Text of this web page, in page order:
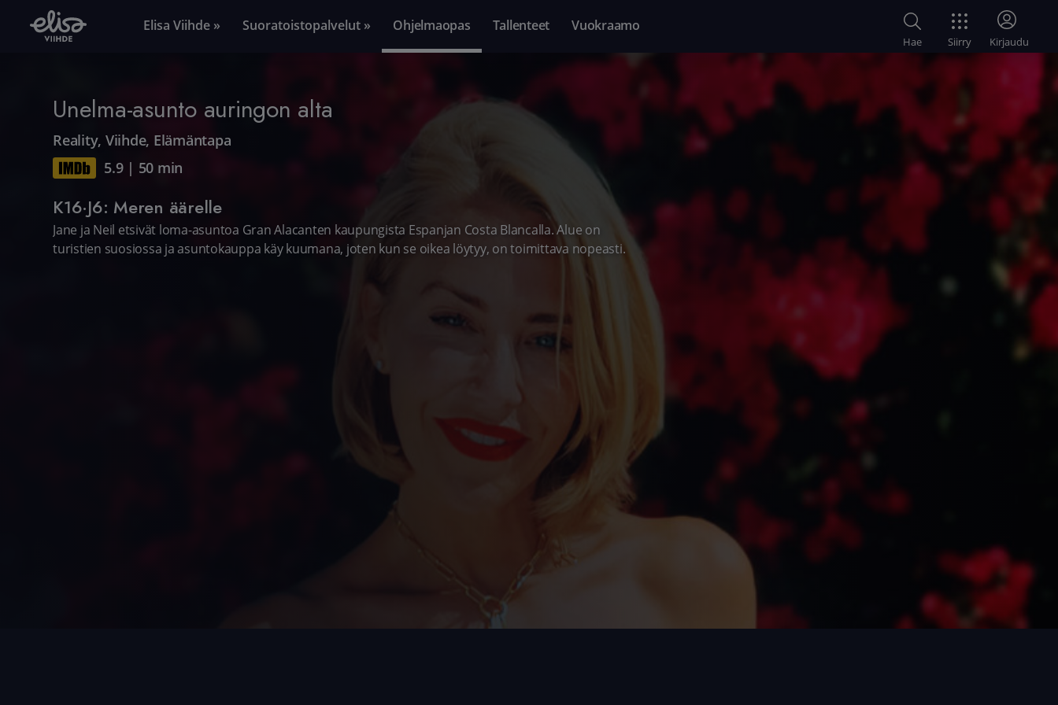
Elisa Viihde » Suoratoistopalvelut » Ohjelmaopas Tallenteet Vuokraamo
Hae Siirry Kirjaudu
Unelma-asunto auringon alta
Reality, Viihde, Elämäntapa
5.9| 50 min
K16·J6: Meren äärelle
Jane ja Neil etsivät loma-asuntoa Gran Alacanten kaupungista Espanjan Costa Blancalla. Alue on
turistien suosiossa ja asuntokauppa käy kuumana, joten kun se oikea löytyy, on toimittava nopeasti.